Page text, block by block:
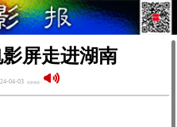
屏走进湖南
04-03